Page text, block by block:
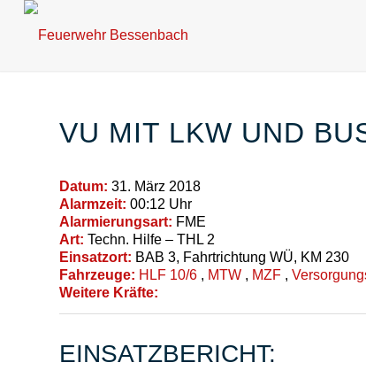
VU MIT LKW UND
Datum: 31. März 2018
Alarmzeit: 00:12 Uhr
Alarmierungsart: FME
Art: Techn. Hilfe – THL 2
Einsatzort: BAB 3, Fahrtrichtung WÜ, KM 230
Fahrzeuge: HLF 10/6 , MTW , MZF ,
Weitere Kräfte:
EINSATZBERICHT: